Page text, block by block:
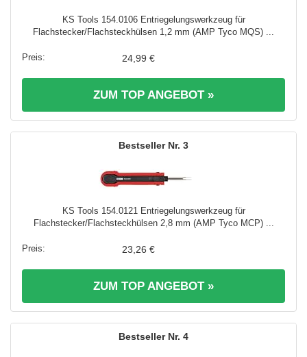
KS Tools 154.0106 Entriegelungswerkzeug für
Flachstecker/Flachsteckhülsen 1,2 mm (AMP Tyco MQS) ...
24,99 €
ZUM TOP ANGEBOT »
3
KS Tools 154.0121 Entriegelungswerkzeug für
Flachstecker/Flachsteckhülsen 2,8 mm (AMP Tyco MCP) ...
23,26 €
ZUM TOP ANGEBOT »
4